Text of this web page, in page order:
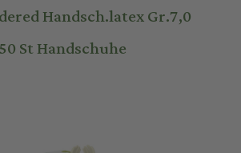
Handsch.latex Gr.7,0
St Handschuhe